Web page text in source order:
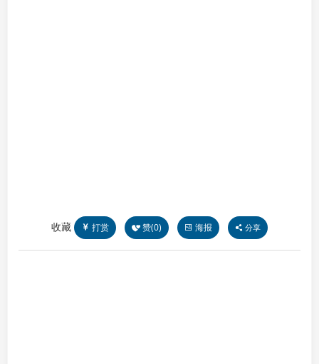
收藏 打赏 赞(0) 海报 分享